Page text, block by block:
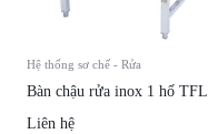
Hệ thống sơ chế - Rửa
Bàn chậu rửa inox 1 hố TFL
Liên hệ